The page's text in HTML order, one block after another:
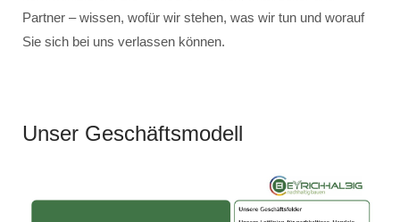
Partner – wissen, wofür wir stehen, was wir tun und worauf
Sie sich bei uns verlassen können.
Unser Geschäftsmodell